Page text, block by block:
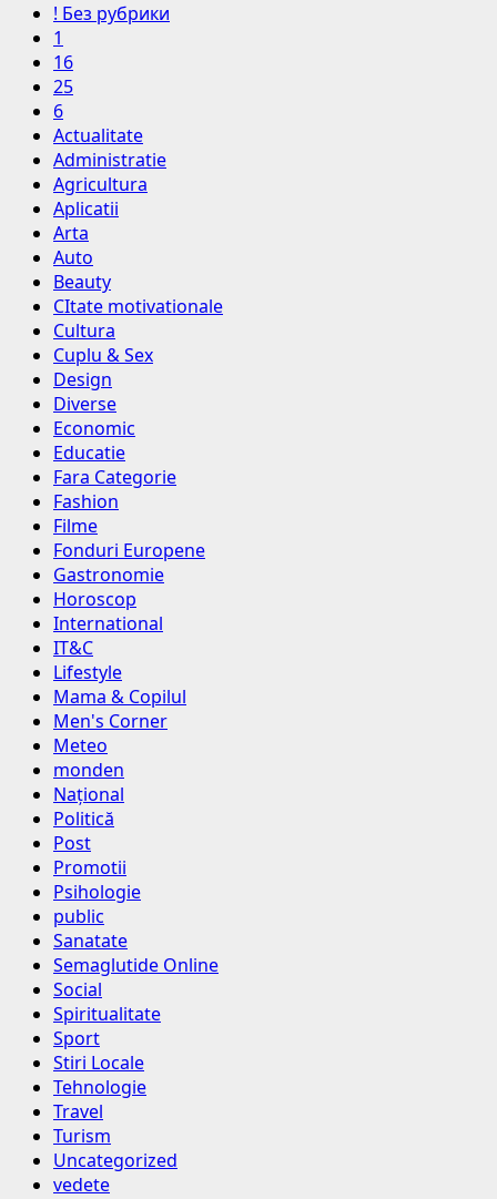
! Без рубрики
1
16
25
6
Actualitate
Administratie
Agricultura
Aplicatii
Arta
Auto
Beauty
CItate motivationale
Cultura
Cuplu & Sex
Design
Diverse
Economic
Educatie
Fara Categorie
Fashion
Filme
Fonduri Europene
Gastronomie
Horoscop
International
IT&C
Lifestyle
Mama & Copilul
Men's Corner
Meteo
monden
Național
Politică
Post
Promotii
Psihologie
public
Sanatate
Semaglutide Online
Social
Spiritualitate
Sport
Stiri Locale
Tehnologie
Travel
Turism
Uncategorized
vedete